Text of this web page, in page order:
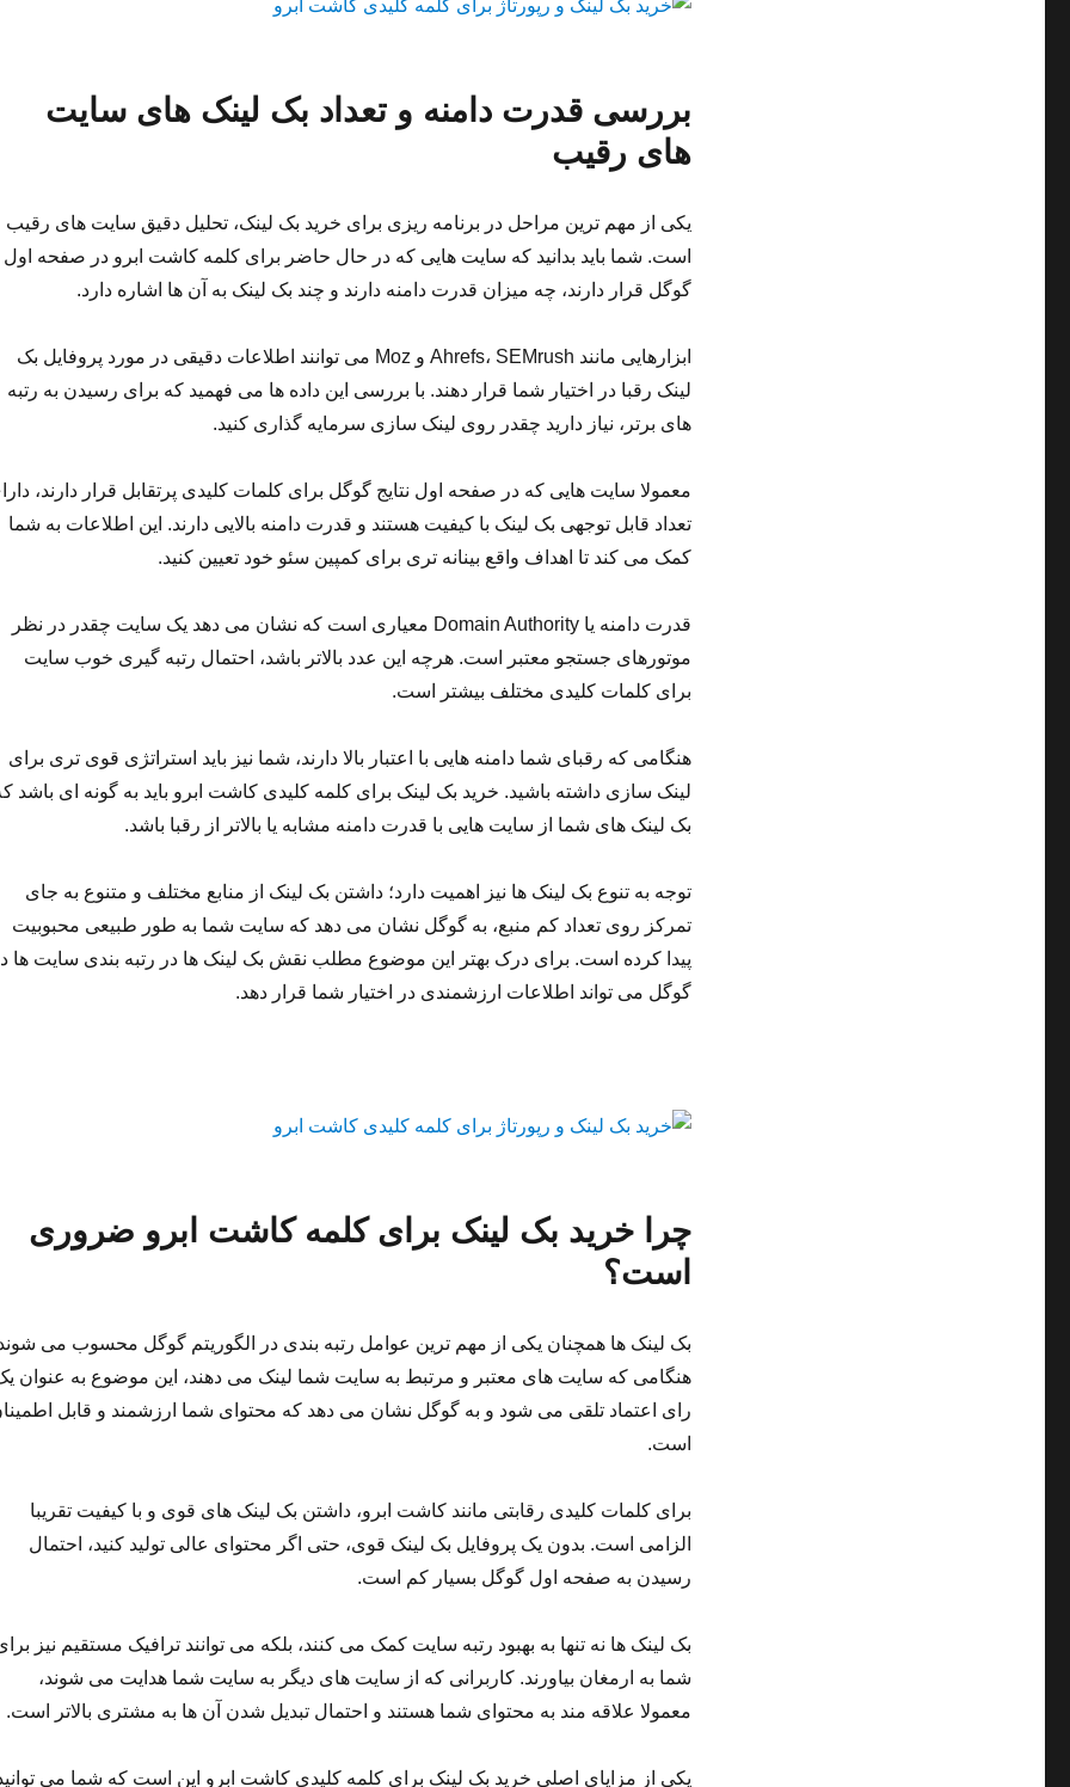
بررسی قدرت دامنه و تعداد بک لینک های سایت
های رقیب
یکی از مهم ترین مراحل در برنامه ریزی برای خرید بک لینک، تحلیل دقیق سایت های رقیب
است. شما باید بدانید که سایت هایی که در حال حاضر برای کلمه کاشت ابرو در صفحه اول
گوگل قرار دارند، چه میزان قدرت دامنه دارند و چند بک لینک به آن ها اشاره دارد.
ابزارهایی مانند Ahrefs، SEMrush و Moz می توانند اطلاعات دقیقی در مورد پروفایل بک
لینک رقبا در اختیار شما قرار دهند. با بررسی این داده ها می فهمید که برای رسیدن به رتبه
های برتر، نیاز دارید چقدر روی لینک سازی سرمایه گذاری کنید.
معمولا سایت هایی که در صفحه اول نتایج گوگل برای کلمات کلیدی پرتقابل قرار دارند،
تعداد قابل توجهی بک لینک با کیفیت هستند و قدرت دامنه بالایی دارند. این اطلاعات به شما
کمک می کند تا اهداف واقع بینانه تری برای کمپین سئو خود تعیین کنید.
قدرت دامنه یا Domain Authority معیاری است که نشان می دهد یک سایت چقدر در نظر
موتورهای جستجو معتبر است. هرچه این عدد بالاتر باشد، احتمال رتبه گیری خوب سایت
برای کلمات کلیدی مختلف بیشتر است.
هنگامی که رقبای شما دامنه هایی با اعتبار بالا دارند، شما نیز باید استراتژی قوی تری برای
لینک سازی داشته باشید. خرید بک لینک برای کلمه کلیدی کاشت ابرو باید به گونه ای باشد
بک لینک های شما از سایت هایی با قدرت دامنه مشابه یا بالاتر از رقبا باشد.
توجه به تنوع بک لینک ها نیز اهمیت دارد؛ داشتن بک لینک از منابع مختلف و متنوع به جای
تمرکز روی تعداد کم منبع، به گوگل نشان می دهد که سایت شما به طور طبیعی محبوبیت
پیدا کرده است. برای درک بهتر این موضوع مطلب نقش بک لینک ها در رتبه بندی سایت ها
گوگل می تواند اطلاعات ارزشمندی در اختیار شما قرار دهد.
چرا خرید بک لینک برای کلمه کاشت ابرو ضروری
است؟
بک لینک ها همچنان یکی از مهم ترین عوامل رتبه بندی در الگوریتم گوگل محسوب می
هنگامی که سایت های معتبر و مرتبط به سایت شما لینک می دهند، این موضوع به عنوان
رای اعتماد تلقی می شود و به گوگل نشان می دهد که محتوای شما ارزشمند و قابل
است.
برای کلمات کلیدی رقابتی مانند کاشت ابرو، داشتن بک لینک های قوی و با کیفیت تقریبا
الزامی است. بدون یک پروفایل بک لینک قوی، حتی اگر محتوای عالی تولید کنید، احتمال
رسیدن به صفحه اول گوگل بسیار کم است.
بک لینک ها نه تنها به بهبود رتبه سایت کمک می کنند، بلکه می توانند ترافیک مستقیم نیز
شما به ارمغان بیاورند. کاربرانی که از سایت های دیگر به سایت شما هدایت می شوند،
معمولا علاقه مند به محتوای شما هستند و احتمال تبدیل شدن آن ها به مشتری بالاتر است.
یکی از مزایای اصلی خرید بک لینک برای کلمه کلیدی کاشت ابرو این است که شما می